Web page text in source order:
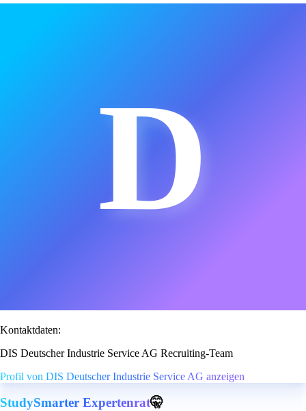
D
Kontaktdaten:
DIS Deutscher Industrie Service AG Recruiting-Team
Profil von DIS Deutscher Industrie Service AG anzeigen
StudySmarter Expertenrat🤫